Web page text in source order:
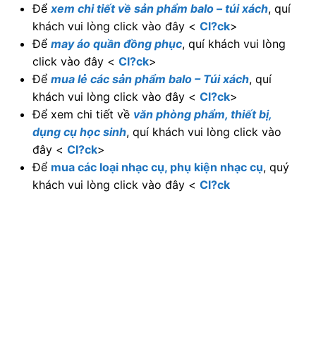
Để xem chi tiết về sản phẩm balo – túi xách, quí
khách vui lòng click vào đây < Cl?ck>
Để may áo quần đồng phục, quí khách vui lòng
click vào đây < Cl?ck>
Để mua lẻ các sản phẩm balo – Túi xách, quí
khách vui lòng click vào đây < Cl?ck>
Để xem chi tiết về văn phòng phẩm, thiết bị,
dụng cụ học sinh, quí khách vui lòng click vào
đây < Cl?ck>
Để mua các loại nhạc cụ, phụ kiện nhạc cụ, quý
khách vui lòng click vào đây < Cl?ck